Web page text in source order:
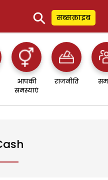
⚲ सब्सक्राइब
आपकी
समस्याएं
राजनीति